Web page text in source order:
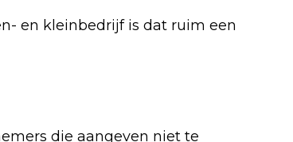
en kleinbedrijf is dat ruim een
die aangeven niet te